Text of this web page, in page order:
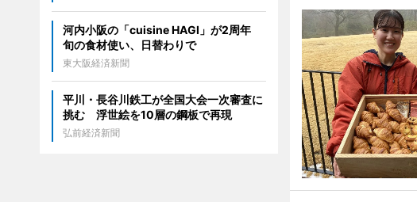
河内小阪の「cuisine HAGI」が2周年
旬の食材使い、日替わりで
東大阪経済新聞
平川・長谷川鉄工が全国大会一次審査に
挑む 浮世絵を10層の鋼板で再現
弘前経済新聞